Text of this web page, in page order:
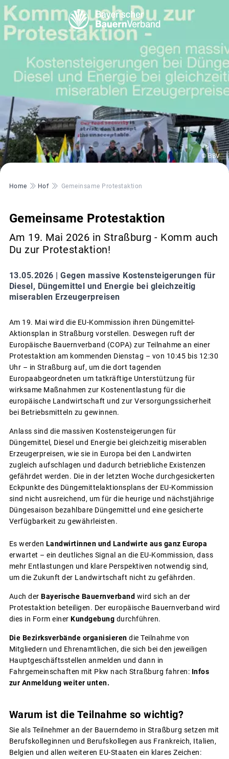
© BBV
Pfadnavigation
Home Hof Gemeinsame Protestaktion
Gemeinsame Protestaktion
Am 19. Mai 2026 in Straßburg - Komm auch
Du zur Protestaktion!
13.05.2026 | Gegen massive Kostensteigerungen für
Diesel, Düngemittel und Energie bei gleichzeitig
miserablen Erzeugerpreisen
Am 19. Mai wird die EU-Kommission ihren Düngemittel-
Aktionsplan in Straßburg vorstellen. Deswegen ruft der
Europäische Bauernverband (COPA) zur Teilnahme an einer
Protestaktion am kommenden Dienstag – von 10:45 bis 12:30
Uhr – in Straßburg auf, um die dort tagenden
Europaabgeordneten um tatkräftige Unterstützung für
wirksame Maßnahmen zur Kostenentlastung für die
europäische Landwirtschaft und zur Versorgungssicherheit
bei Betriebsmitteln zu gewinnen.
Anlass sind die massiven Kostensteigerungen für
Düngemittel, Diesel und Energie bei gleichzeitig miserablen
Erzeugerpreisen, wie sie in Europa bei den Landwirten
zugleich aufschlagen und dadurch betriebliche Existenzen
gefährdet werden. Die in der letzten Woche durchgesickerten
Eckpunkte des Düngemittelaktionsplans der EU-Kommission
sind nicht ausreichend, um für die heurige und nächstjährige
Düngesaison bezahlbare Düngemittel und eine gesicherte
Verfügbarkeit zu gewährleisten.
Es werden Landwirtinnen und Landwirte aus ganz Europa
erwartet – ein deutliches Signal an die EU-Kommission, dass
mehr Entlastungen und klare Perspektiven notwendig sind,
um die Zukunft der Landwirtschaft nicht zu gefährden.
Auch der Bayerische Bauernverband wird sich an der
Protestaktion beteiligen. Der europäische Bauernverband wird
dies in Form einer Kundgebung durchführen.
Die Bezirksverbände organisieren die Teilnahme von
Mitgliedern und Ehrenamtlichen, die sich bei den jeweiligen
Hauptgeschäftsstellen anmelden und dann in
Fahrgemeinschaften mit Pkw nach Straßburg fahren: Infos
zur Anmeldung weiter unten.
Warum ist die Teilnahme so wichtig?
Sie als Teilnehmer an der Bauerndemo in Straßburg setzen mit
Berufskolleginnen und Berufskollegen aus Frankreich, Italien,
Belgien und allen weiteren EU-Staaten ein klares Zeichen: